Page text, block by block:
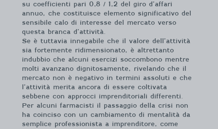
su coefficienti pari 0,8 / 1,2 del giro d’affari
annuo, che costituisce elemento significativo del
sensibile calo di interesse del mercato verso
questa branca d’attività.
Se è tuttavia innegabile che il valore dell’attività
sia fortemente ridimensionato, è altrettanto
indubbio che alcuni esercizi soccombono mentre
molti avanzano dignitosamente, rivelando che il
mercato non è negativo in termini assoluti e che
l’attività merita ancora di essere coltivata
sebbene con approcci imprenditoriali differenti.
Per alcuni farmacisti il passaggio della crisi non
ha coinciso con un cambiamento di mentalità da
semplice professionista a imprenditore, come